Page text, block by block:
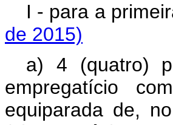
I - para a
de 2015)
a) 4 (quatro)
empregatício
equiparada de,